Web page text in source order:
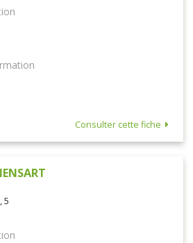
Consulter cette fiche
5